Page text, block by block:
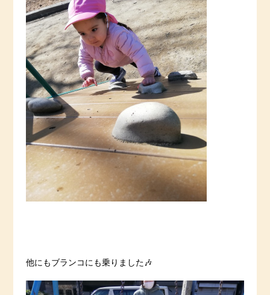
他にもブランコにも乗りました🎶